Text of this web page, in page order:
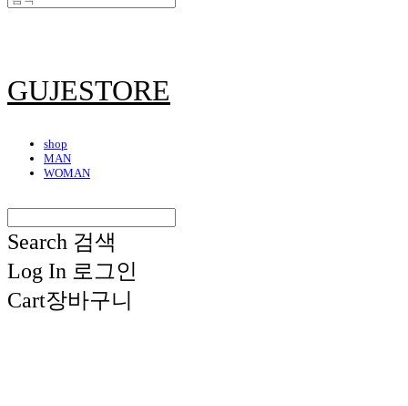
GUJESTORE
shop
MAN
WOMAN
Search 검색
Log In 로그인
Cart장바구니